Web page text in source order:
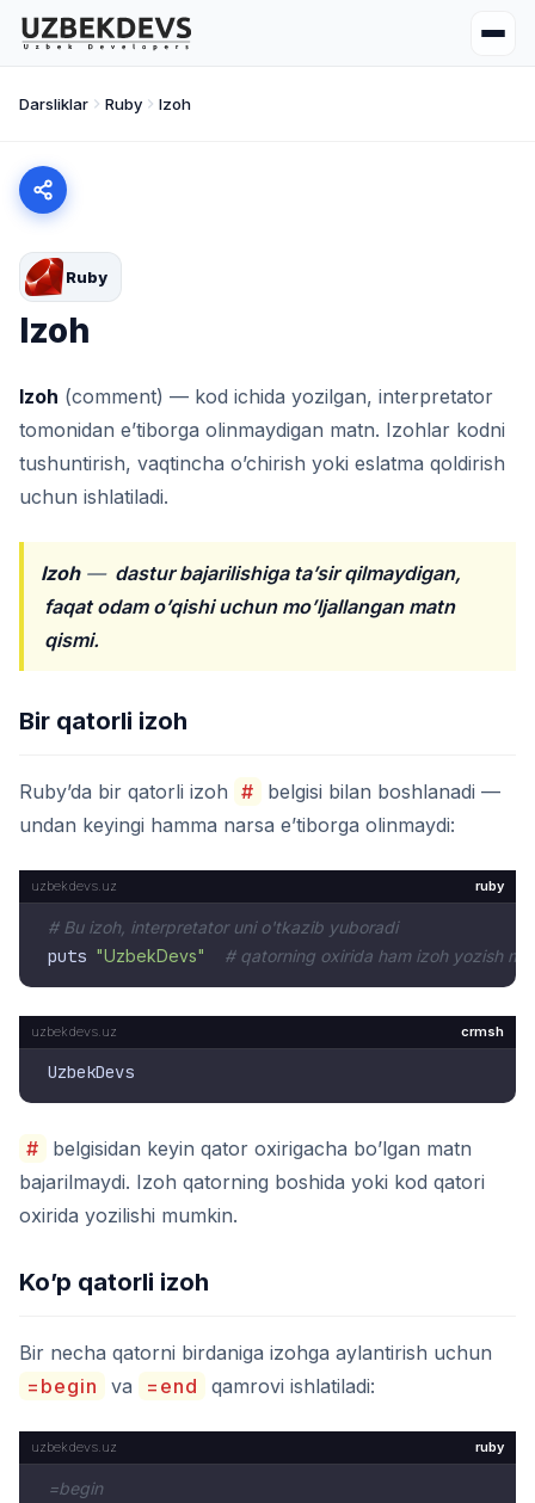
Darsliklar Ruby Izoh
Ruby
Izoh
Izoh (comment) — kod ichida yozilgan, interpretator
tomonidan e’tiborga olinmaydigan matn. Izohlar kodni
tushuntirish, vaqtincha o’chirish yoki eslatma qoldirish
uchun ishlatiladi.
Izoh— dastur bajarilishiga ta’sir qilmaydigan,
faqat odam o’qishi uchun mo’ljallangan matn
qismi.
Bir qatorli izoh
Ruby’da bir qatorli izoh #
belgisi bilan boshlanadi —
undan keyingi hamma narsa e’tiborga olinmaydi:
ruby
# Bu izoh, interpretator uni o'tkazib yuboradi
puts "UzbekDevs" # qatorning oxirida ham izoh yozish
crmsh
#
belgisidan keyin qator oxirigacha bo’lgan matn
bajarilmaydi. Izoh qatorning boshida yoki kod qatori
oxirida yozilishi mumkin.
Ko’p qatorli izoh
Bir necha qatorni birdaniga izohga aylantirish uchun
=begin
va =end qamrovi ishlatiladi:
ruby
=begin